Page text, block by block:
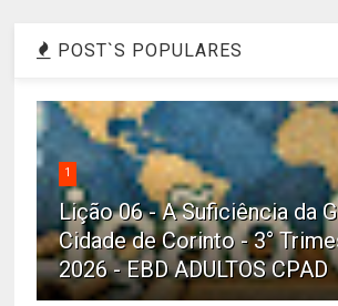
POST`S POPULARES
1
Lição 06 - A Suficiência da
Cidade de Corinto - 3°
2026 - EBD ADULTOS CPAD